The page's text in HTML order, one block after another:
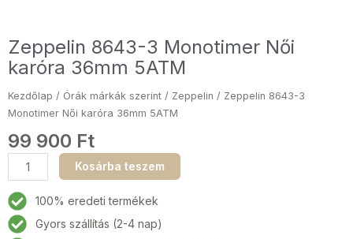
Zeppelin 8643-3 Monotimer Női
karóra 36mm 5ATM
Kezdőlap / Órák márkák szerint / Zeppelin / Zeppelin 8643-3
Monotimer Női karóra 36mm 5ATM
99 900 Ft
Zeppelin
8643-
3
Monotimer
Női
Kosárba teszem
100% eredeti termékek
Gyors szállítás (2-4 nap)